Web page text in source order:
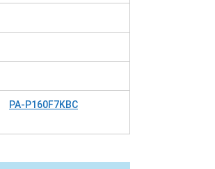
PA-P160F7KBC